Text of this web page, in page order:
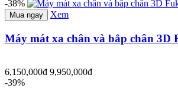
-38%
Mua ngay Xem
Máy mát xa chân và bắp chân 3D
6,150,000đ 9,950,000đ
-39%